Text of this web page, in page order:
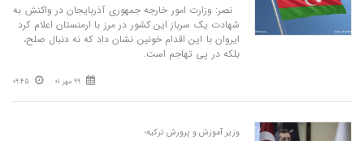
نصر: وزارت امور خارجه جمهوری آذربایجان در واکنش به
شهادت یک سرباز این کشور در مرز با ارمنستان اعلام کرد
ایروان با این اقدام خونین نشان داد که نه دنبال صلح،
بلکه در پی تهاجم است.
99 مهر 01 09:45
وزیر آموزش و پرورش ترکیه؛